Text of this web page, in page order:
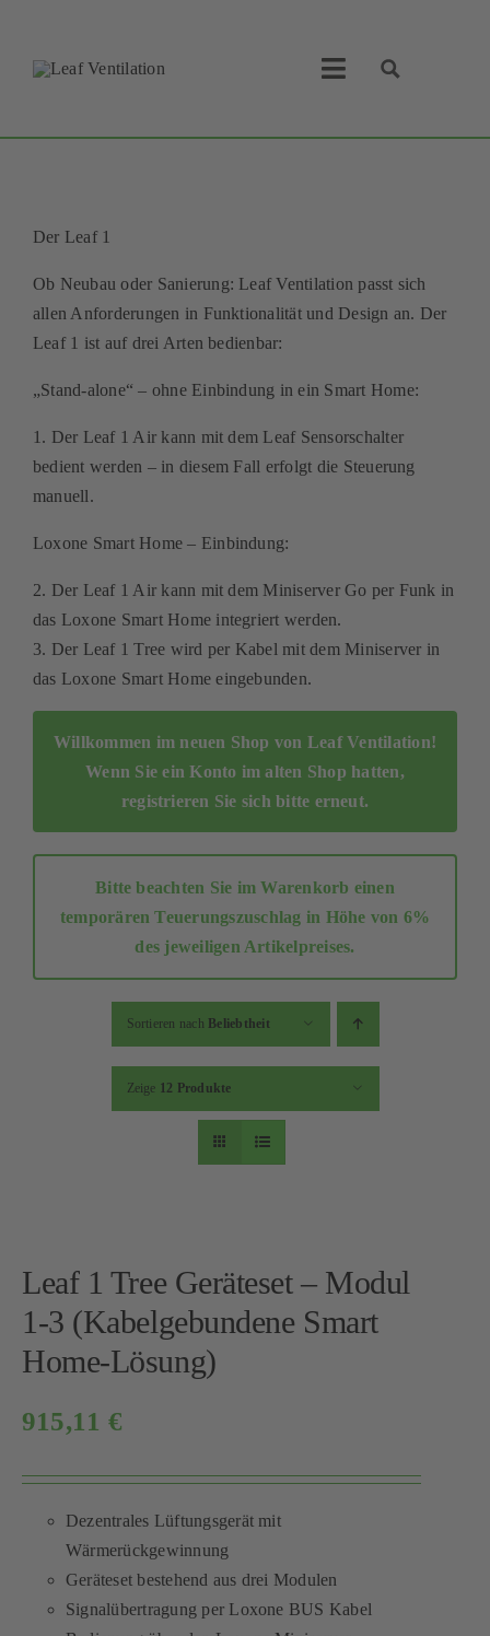
content
Toggle
Leaf Ventilation
Lüftungskonzept
Businesspartner
Warenkorb
Der Leaf 1
Ob Neubau oder Sanierung: Leaf Ventilation passt sich
allen Anforderungen in Funktionalität und Design an. Der
Leaf 1 ist auf drei Arten bedienbar:
„Stand-alone“ – ohne Einbindung in ein Smart Home:
1. Der Leaf 1 Air kann mit dem Leaf Sensorschalter
bedient werden – in diesem Fall erfolgt die Steuerung
manuell.
Loxone Smart Home – Einbindung:
2. Der Leaf 1 Air kann mit dem Miniserver Go per Funk in
das Loxone Smart Home integriert werden.
3. Der Leaf 1 Tree wird per Kabel mit dem Miniserver in
das Loxone Smart Home eingebunden.
Willkommen im neuen Shop von Leaf Ventilation!
Wenn Sie ein Konto im alten Shop hatten,
registrieren Sie sich bitte erneut.
Bitte beachten Sie im Warenkorb einen
temporären Teuerungszuschlag in Höhe von 6%
des jeweiligen Artikelpreises.
Sortieren nach Beliebtheit
Zeige 12 Produkte
Leaf 1 Tree Geräteset – Modul
1-3 (Kabelgebundene Smart
Home-Lösung)
915,11 €
Dezentrales Lüftungsgerät mit
Wärmerückgewinnung
Geräteset bestehend aus drei Modulen
Signalübertragung per Loxone BUS Kabel